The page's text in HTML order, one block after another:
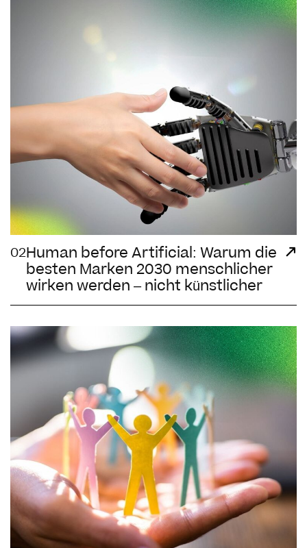
02Human before Artificial: Warum die
besten Marken 2030 menschlicher
wirken werden – nicht künstlicher